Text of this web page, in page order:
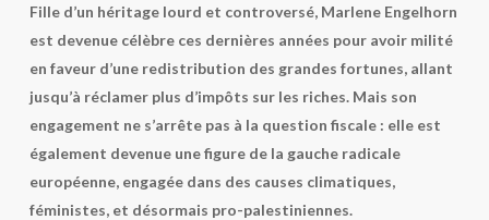
Fille d’un héritage lourd et controversé, Marlene Engelhorn
est devenue célèbre ces dernières années pour avoir milité
en faveur d’une redistribution des grandes fortunes, allant
jusqu’à réclamer plus d’impôts sur les riches. Mais son
engagement ne s’arrête pas à la question fiscale : elle est
également devenue une figure de la gauche radicale
européenne, engagée dans des causes climatiques,
féministes, et désormais pro-palestiniennes.